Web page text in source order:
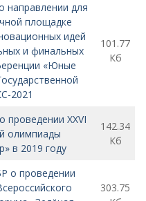
направлении для
площадке
идей
и финальных
«Юные
2021
101.77
Кб
XXVI
олимпиады
в 2019 году
142.34
Кб
о проведении
303.75